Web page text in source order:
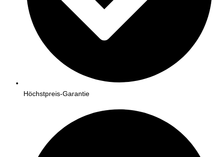
Höchstpreis-Garantie